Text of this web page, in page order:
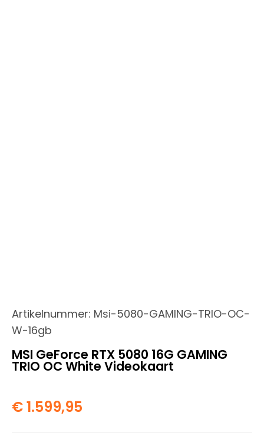
Artikelnummer: Msi-5080-GAMING-TRIO-OC-
W-16gb
MSI GeForce RTX 5080 16G GAMING
TRIO OC White Videokaart
€1.599,95